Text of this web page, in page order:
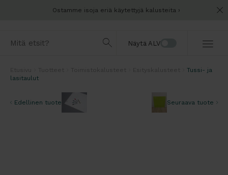
Ostamme isoja eriä käytettyjä kalusteita
Näytä ALV
Tussi- ja
lasitaulut
Edellinen tuote Seuraava tuote